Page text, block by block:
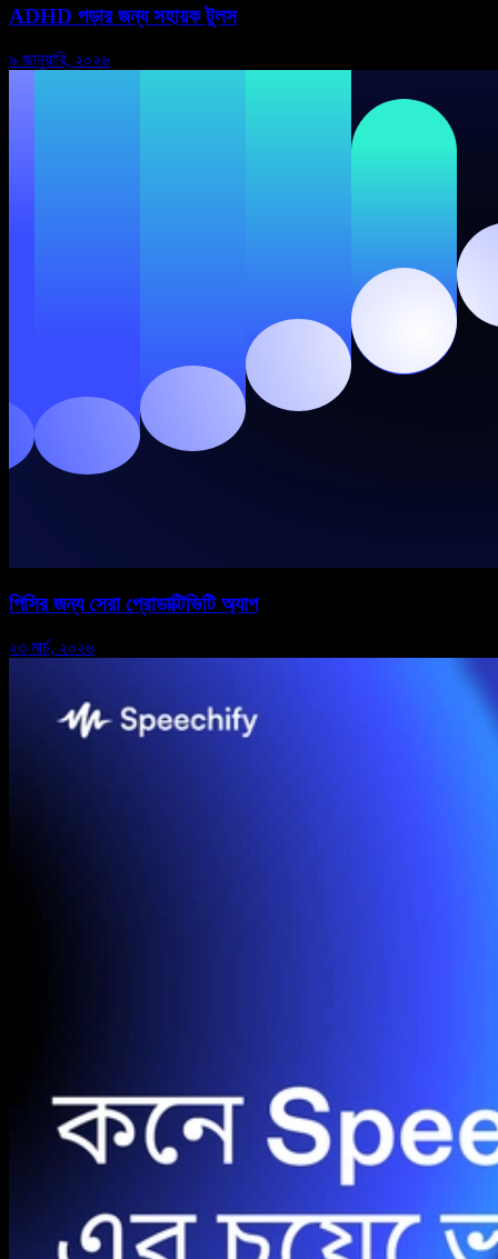
ADHD পড়ার জন্য সহায়ক টুলস
৯ জানুয়ারি, ২০২৬
পিসির জন্য সেরা প্রোডাক্টিভিটি অ্যাপ
২৩ মার্চ, ২০২৬